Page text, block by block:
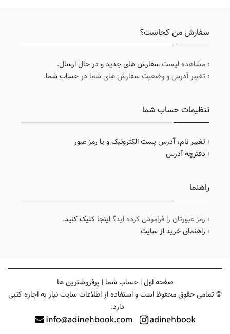
سفارش من کجاست؟
› مشاهده لیستسفارش های جدید و در حال ارسال.
› تغییر آدرس و وضعیت سفارش های شما درحساب شما.
تنظیمات حساب شما
› تغییر نام، آدرس پست الکترونیک و یا رمز عبور
› دفترچه آدرس
راهنما
› رمز عبورتان را فراموش کرده اید؟ اینجا کلیک کنید.
› راهنمای خرید از سایت
صفحه اول|حساب شما | پرفروشترین ها
© تمامی حقوق محفوظ است و استفاده از اطلاعات سایت نیاز به اجازه کتبی
دارد.